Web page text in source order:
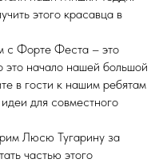
этого красавца в
с Форте Феста – это
это начало нашей большой
в гости к нашим ребятам
для совместного
Люсю Тугарину за
частью этого